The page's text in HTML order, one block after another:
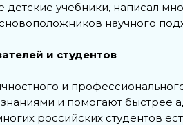
учебники, написал
научного
и студентов
и
и помогают быстрее
российских студентов